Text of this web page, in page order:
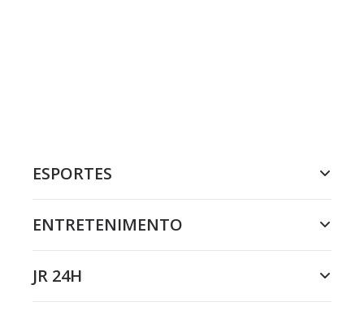
ESPORTES
ENTRETENIMENTO
JR 24H